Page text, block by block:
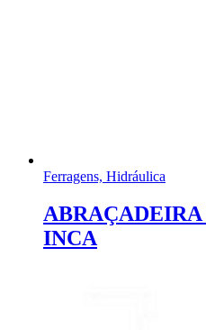
Ferragens, Hidráulica
ABRAÇADEIRA
INCA